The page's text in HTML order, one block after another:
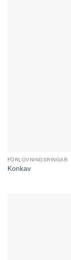
FÖRLOVNINGSRINGAR
Konkav